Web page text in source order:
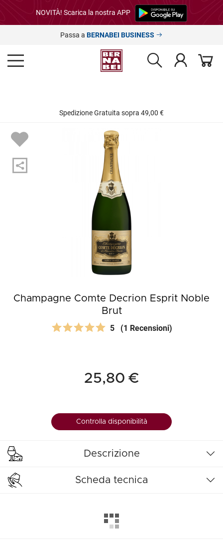
NOVITÀ! Scarica la nostra APP
Passa a BERNABEI BUSINESS
Spedizione Gratuita sopra 49,00 €
Champagne Comte Decrion Esprit Noble
Brut
5 (1 Recensioni)
25,80 €
Controlla disponibilità
Descrizione
Scheda tecnica